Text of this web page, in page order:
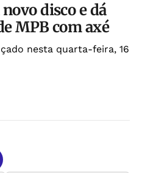
disco e dá
MPB com axé
nesta quarta-feira, 16